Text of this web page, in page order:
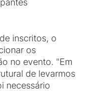
inscritos, o
os
no evento. "Em
de levarmos
necessário